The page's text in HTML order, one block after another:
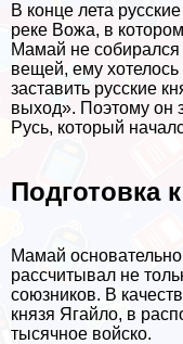
В конце лета
реке Вожа, в
Мамай не
вещей, ему
заставить русские
выход». Поэтому он
Русь, который
Подготовка
Мамай
рассчитывал не
союзников. В
князя Ягайло, в
тысячное войско.